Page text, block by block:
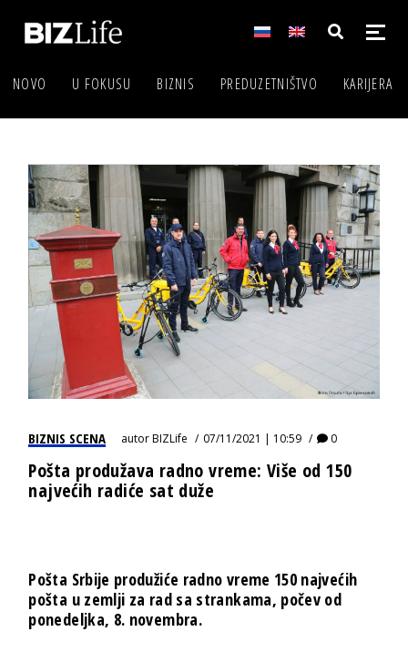
NOVO U FOKUSU BIZNIS PREDUZETNIŠTVO KARIJERA
BIZNIS SCENA autorBIZLife 07/11/2021 | 10:59 0
Pošta produžava radno vreme: Više od 150
najvećih radiće sat duže
Pošta Srbije produžiće radno vreme 150 najvećih
pošta u zemlji za rad sa strankama, počev od
ponedeljka, 8. novembra.